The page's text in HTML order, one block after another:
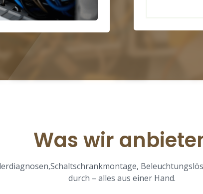
Was wir
durch – alles aus einer Hand.